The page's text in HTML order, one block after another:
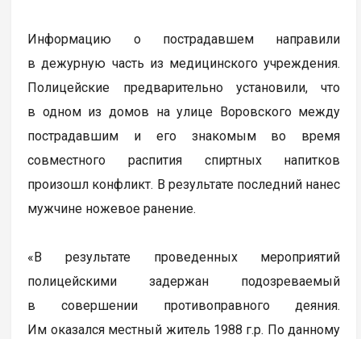
Информацию о пострадавшем направили
в дежурную часть из медицинского учреждения.
Полицейские предварительно установили, что
в одном из домов на улице Воровского между
пострадавшим и его знакомым во время
совместного распития спиртных напитков
произошл конфликт. В результате последний нанес
мужчине ножевое ранение.
«В результате проведенных мероприятий
полицейскими задержан подозреваемый
в совершении противоправного деяния.
Им оказался местный житель 1988 г.р. По данному